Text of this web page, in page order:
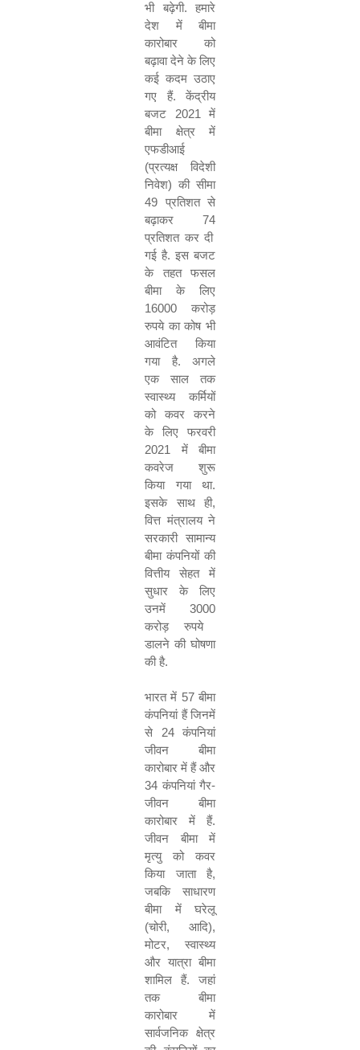
भी बढ़ेगी. हमारे
देश में बीमा
कारोबार को
बढ़ावा देने के लिए
कई कदम उठाए
गए हैं. केंद्रीय
बजट 2021 में
बीमा क्षेत्र में
एफडीआई
(प्रत्यक्ष विदेशी
निवेश) की सीमा
49 प्रतिशत से
बढ़ाकर 74
प्रतिशत कर दी
गई है. इस बजट
के तहत फसल
बीमा के लिए
16000 करोड़
रुपये का कोष भी
आवंटित किया
गया है. अगले
एक साल तक
स्वास्थ्य कर्मियों
को कवर करने
के लिए फरवरी
2021
में बीमा
कवरेज शुरू
किया गया था.
इसके साथ ही,
वित्त मंत्रालय ने
सरकारी सामान्य
बीमा कंपनियों की
वित्तीय सेहत में
सुधार के लिए
उनमें 3000
करोड़ रुपये
डालने की घोषणा
की है.
भारत में 57बीमा
कंपनियां हैं जिनमें
से 24कंपनियां
जीवन बीमा
कारोबार में हैं और
34 कंपनियां गैर-
जीवन बीमा
कारोबार में हैं.
जीवन बीमा में
मृत्यु को कवर
किया जाता है,
जबकि साधारण
बीमा में घरेलू
(चोरी, आदि),
मोटर, स्वास्थ्य
और यात्रा बीमा
शामिल हैं. जहां
तक बीमा
कारोबार में
सार्वजनिक क्षेत्र